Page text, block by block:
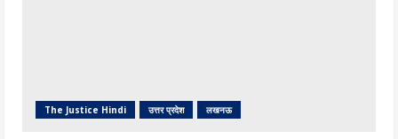
The Justice Hindi उत्तर प्रदेश लखनऊ